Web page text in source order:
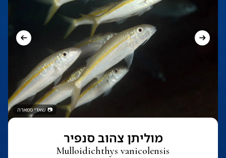
📷שאדי סמארה
מוליתן צהוב סנפיר
Mulloidichthys vanicolensis